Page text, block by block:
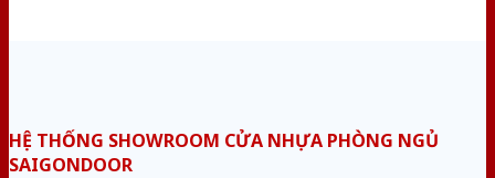
HỆ THỐNG SHOWROOM CỬA NHỰA PHÒNG NGỦ
SAIGONDOOR